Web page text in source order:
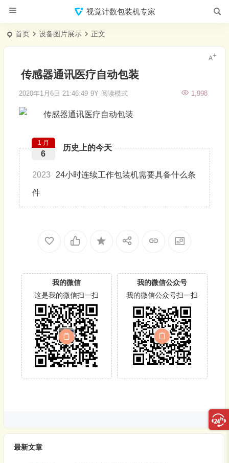
视觉计数包装机专家
首页 设备图片展示 正文
传感器通讯医疗自动包装
2020年1月6日 21:46:49 9Y 1,998
阅读模式
历史上的今天
1 月
6
2023 24小时连续工作包装机需要具备什么条
件
我的微信
这是我的微信扫一扫
我的微信公众号
我的微信公众号扫一扫
最新文章